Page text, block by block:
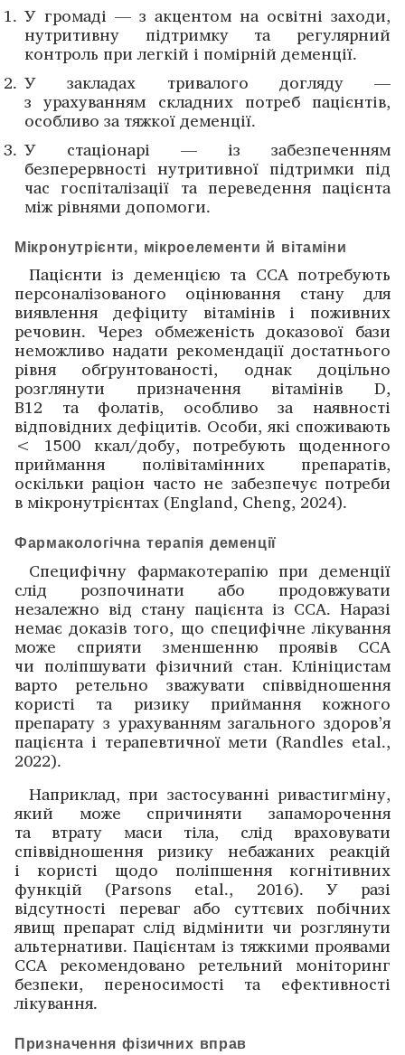
У громаді — з акцентом на освітні заходи,
нутритивну підтримку та регулярний
контроль при легкій і помірній деменції.
У закладах тривалого догляду —
з урахуванням складних потреб пацієнтів,
особливо за тяжкої деменції.
У стаціонарі — із забезпеченням
безперервності нутритивної підтримки під
час госпіталізації та переведення пацієнта
між рівнями допомоги.
Мікронутрієнти, мікроелементи й вітаміни
Пацієнти із деменцією та ССА потребують
персоналізованого оцінювання стану для
виявлення дефіциту вітамінів і поживних
речовин. Через обмеженість доказової бази
неможливо надати рекомендації достатнього
рівня обґрунтованості, однак доцільно
розглянути призначення вітамінів D,
B12 та фолатів, особливо за наявності
відповідних дефіцитів. Особи, які споживають
< 1500 ккал/добу, потребують щоденного
приймання полівітамінних препаратів,
оскільки раціон часто не забезпечує потреби
в мікронутрієнтах (England, Cheng, 2024).
Фармакологічна терапія деменції
Специфічну фармакотерапію при деменції
слід розпочинати або продовжувати
незалежно від стану пацієнта із ССА. Наразі
немає доказів того, що специфічне лікування
може сприяти зменшенню проявів ССА
чи поліпшувати фізичний стан. Клініцистам
варто ретельно зважувати співвідношення
користі та ризику приймання кожного
препарату з урахуванням загального здоров’я
пацієнта і терапевтичної мети (Randles etal.,
2022).
Наприклад, при застосуванні ривастигміну,
який може спричиняти запаморочення
та втрату маси тіла, слід враховувати
співвідношення ризику небажаних реакцій
і користі щодо поліпшення когнітивних
функцій (Parsons etal., 2016). У разі
відсутності переваг або суттєвих побічних
явищ препарат слід відмінити чи розглянути
альтернативи. Пацієнтам із тяжкими проявами
ССА рекомендовано ретельний моніторинг
безпеки, переносимості та ефективності
лікування.
Призначення фізичних вправ